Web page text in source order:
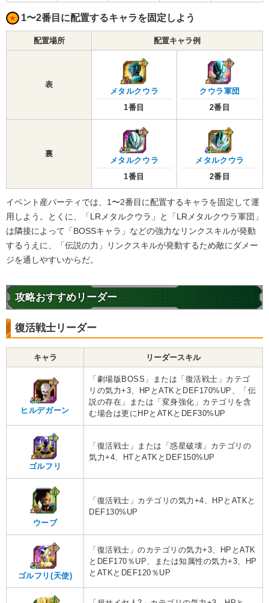
1〜2番目に配置するキャラを固定しよう
配置場所 配置キャラ例
表
メタルクウラ
1番目
クウラ軍団
2番目
裏
メタルクウラ
1番目
メタルクウラ
2番目
イベント産パーティでは、1〜2番目に配置するキャラを固定して運
用しよう。とくに、「LRメタルクウラ」と「LRメタルクウラ軍団」
は隣接によって「BOSSキャラ」などの強力なリンクスキルが発動
するうえに、「伝説の力」リンクスキルが発動するため敵にダメー
ジを通しやすいからだ。
攻略おすすめリーダー
復活戦士リーダー
キャラ リーダースキル
ヒルデガーン
「劇場版BOSS」または「復活戦士」カテゴ
リの気力+3、HPとATKとDEF170%UP、「伝
説の存在」または「変身強化」カテゴリを含
む場合は更にHPとATKとDEF30%UP
ゴルフリ
「復活戦士」または「惑星破壊」カテゴリの
気力+4、HTとATKとDEF150%UP
ウーブ
「復活戦士」カテゴリの気力+4、HPとATKと
DEF130%UP
ゴルフリ(天使)
「復活戦士」のカテゴリの気力+3、HPとATK
とDEF170％UP、または知属性の気力+3、HP
とATKとDEF120％UP